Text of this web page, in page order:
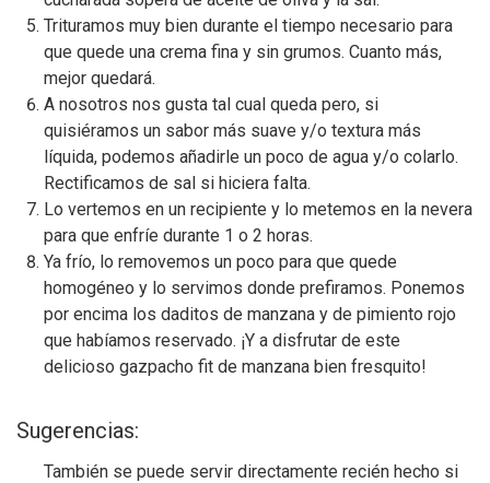
Trituramos muy bien durante el tiempo necesario para
que quede una crema fina y sin grumos. Cuanto más,
mejor quedará.
A nosotros nos gusta tal cual queda pero, si
quisiéramos un sabor más suave y/o textura más
líquida, podemos añadirle un poco de agua y/o colarlo.
Rectificamos de sal si hiciera falta.
Lo vertemos en un recipiente y lo metemos en la nevera
para que enfríe durante 1 o 2 horas.
Ya frío, lo removemos un poco para que quede
homogéneo y lo servimos donde prefiramos. Ponemos
por encima los daditos de manzana y de pimiento rojo
que habíamos reservado. ¡Y a disfrutar de este
delicioso gazpacho fit de manzana bien fresquito!
Sugerencias:
También se puede servir directamente recién hecho si